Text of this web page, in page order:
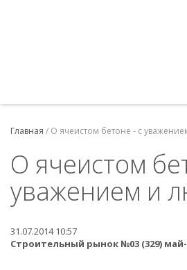
Главная / О ячеистом бетоне - с
О ячеистом
уважением и
31.07.2014 10:57
Строительный рынок №03 (329) май-